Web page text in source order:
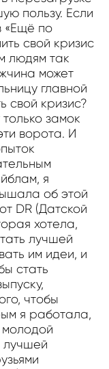
пользу. Если
«Ещё по
свой кризис
людям так
может
главной
свой кризис?
замок
ворота. И
я
об этой
DR (Датской
хотела,
лучшей
им идеи, и
стать
чтобы
я работала,
лучшей